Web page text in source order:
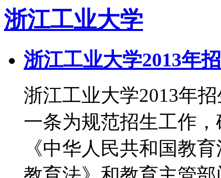
浙江工业大学
浙江工业大学2013年
浙江工业大学2013
一条为规范招生工作
《中华人民共和国教